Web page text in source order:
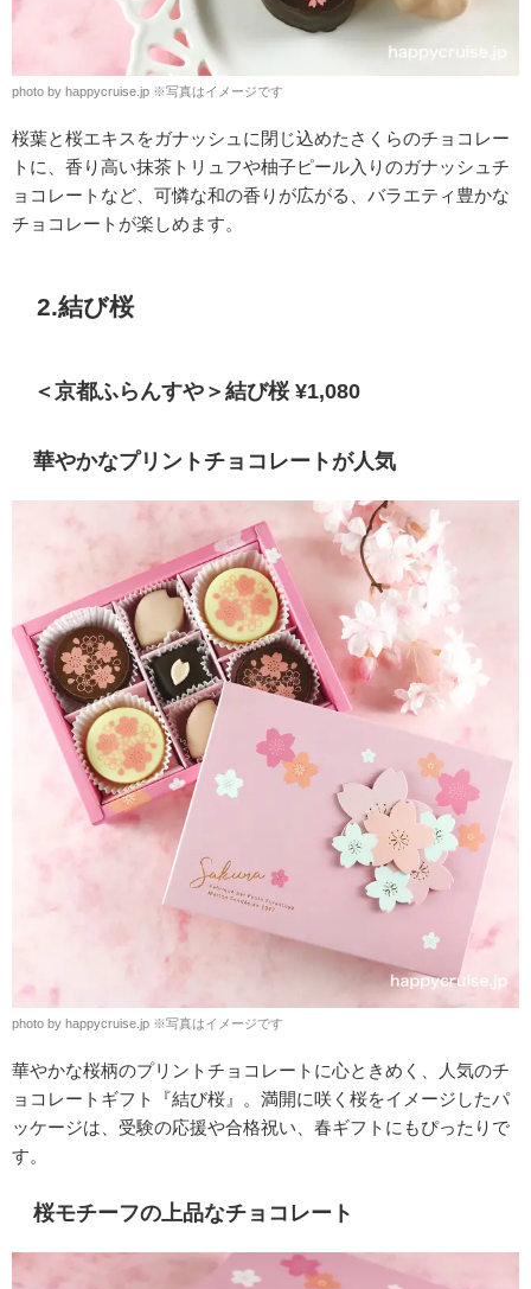
photo by happycruise.jp ※写真はイメージです
桜葉と桜エキスをガナッシュに閉じ込めたさくらのチョコレー
トに、香り高い抹茶トリュフや柚子ピール入りのガナッシュチ
ョコレートなど、可憐な和の香りが広がる、バラエティ豊かな
チョコレートが楽しめます。
2.結び桜
＜京都ふらんすや＞結び桜 ¥1,080
華やかなプリントチョコレートが人気
photo by happycruise.jp ※写真はイメージです
華やかな桜柄のプリントチョコレートに心ときめく、人気のチ
ョコレートギフト『結び桜』。満開に咲く桜をイメージしたパ
ッケージは、受験の応援や合格祝い、春ギフトにもぴったりで
す。
桜モチーフの上品なチョコレート